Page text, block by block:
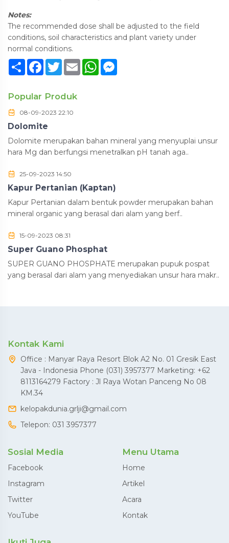
Notes:
The recommended dose shall be adjusted to the field
conditions, soil characteristics and plant variety under
normal conditions.
SambungFacebook
TwitterEmail WhatsApp
Popular Produk
08-09-2023 22:10
Dolomite
Dolomite merupakan bahan mineral yang menyuplai unsur
hara Mg dan berfungsi menetralkan pH tanah aga..
25-09-2023 14:50
Kapur Pertanian (Kaptan)
Kapur Pertanian dalam bentuk powder merupakan bahan
mineral organic yang berasal dari alam yang berf..
15-09-2023 08:31
Super Guano Phosphat
SUPER GUANO PHOSPHATE merupakan pupuk pospat
yang berasal dari alam yang menyediakan unsur hara makr..
Kontak Kami
Office : Manyar Raya Resort Blok A2 No. 01 Gresik East
Java - Indonesia Phone (031) 3957377 Marketing: +62
8113164279 Factory : Jl Raya Wotan Panceng No 08
KM.34
kelopakdunia.grlji@gmail.com
Telepon: 031 3957377
Sosial Media
Facebook
Instagram
Twitter
YouTube
Menu Utama
Home
Artikel
Acara
Kontak